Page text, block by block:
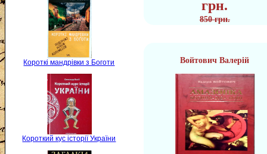
Короткі мандрівки з Боготи
Короткий кус історії України
грн.
850 грн.
Войтович Валерій